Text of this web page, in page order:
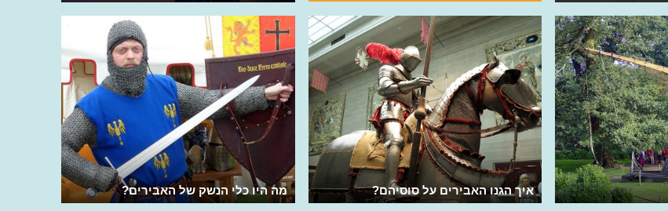
מה היו כלי הנשק של האבירים? איך הגנו האבירים על סוסיהם?